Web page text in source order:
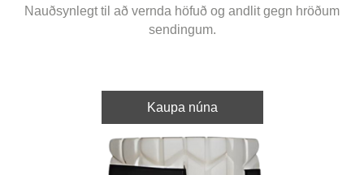
Nauðsynlegt til að vernda höfuð og andlit gegn hröðum
sendingum.
Kaupa núna